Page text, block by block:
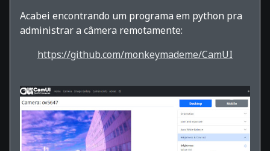
Acabei encontrando um programa em python pra
administrar a câmera remotamente:
https://github.com/monkeymademe/CamUI